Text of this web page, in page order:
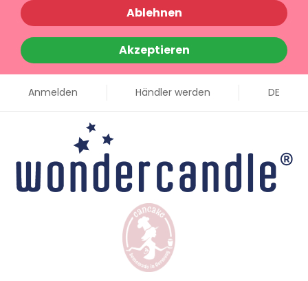
Ablehnen
Akzeptieren
Anmelden Händler werden DE